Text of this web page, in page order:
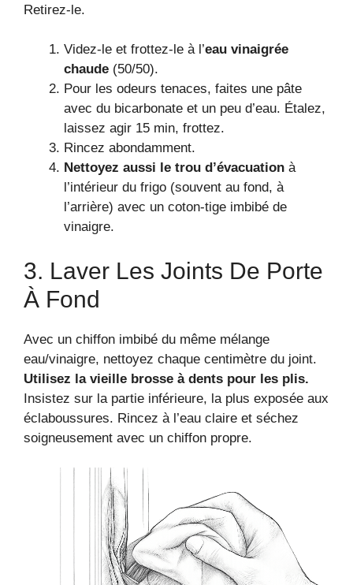
Retirez-le.
Videz-le et frottez-le à l’eau vinaigrée
chaude (50/50).
Pour les odeurs tenaces, faites une pâte
avec du bicarbonate et un peu d’eau. Étalez,
laissez agir 15 min, frottez.
Rincez abondamment.
Nettoyez aussi le trou d’évacuation à
l’intérieur du frigo (souvent au fond, à
l’arrière) avec un coton-tige imbibé de
vinaigre.
3. Laver Les Joints De Porte
À Fond
Avec un chiffon imbibé du même mélange
eau/vinaigre, nettoyez chaque centimètre du joint.
Utilisez la vieille brosse à dents pour les plis.
Insistez sur la partie inférieure, la plus exposée aux
éclaboussures. Rincez à l’eau claire et séchez
soigneusement avec un chiffon propre.